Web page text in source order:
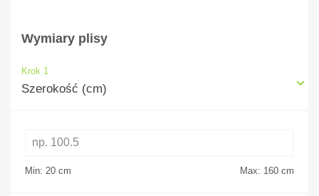
Wymiary plisy
Krok 1
Szerokość (cm)
Min: 20 cm Max: 160 cm